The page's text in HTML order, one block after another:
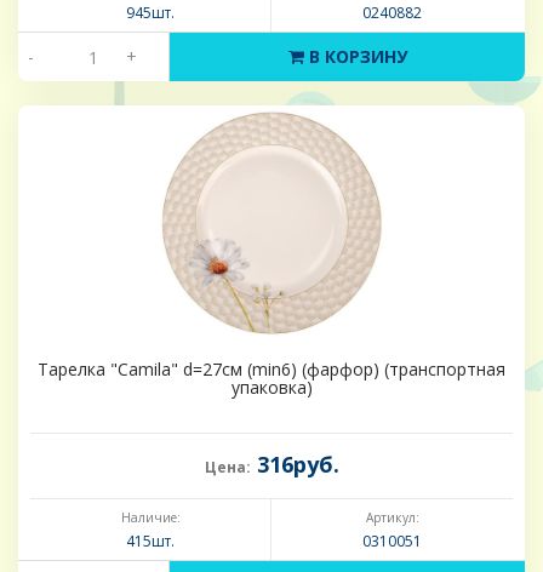
945шт. 0240882
- + В КОРЗИНУ
Тарелка "Camila" d=27см (min6) (фарфор) (транспортная
упаковка)
Цена: 316руб.
Наличие:
415шт.
Артикул:
0310051